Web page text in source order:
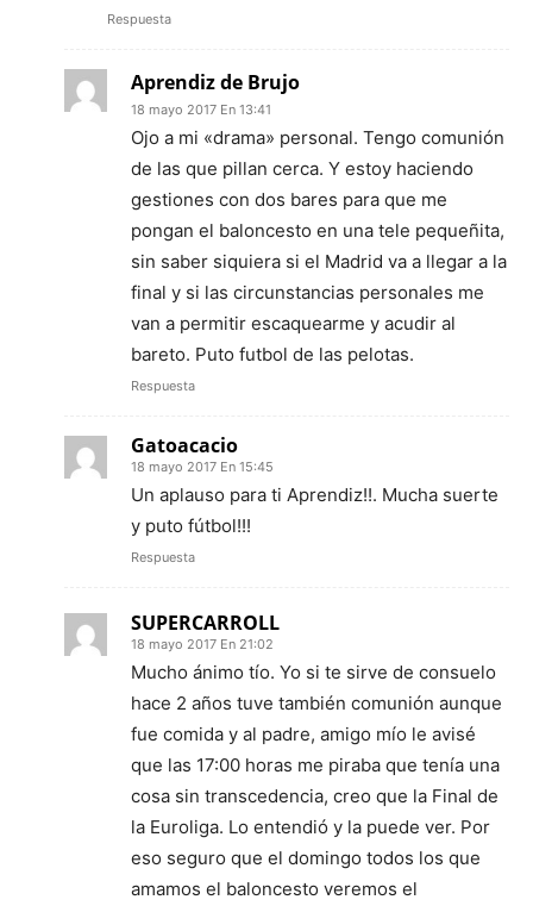
Respuesta
Aprendiz de Brujo
18 mayo 2017 En 13:41
Ojo a mi «drama» personal. Tengo comunión
de las que pillan cerca. Y estoy haciendo
gestiones con dos bares para que me
pongan el baloncesto en una tele pequeñita,
sin saber siquiera si el Madrid va a llegar a la
final y si las circunstancias personales me
van a permitir escaquearme y acudir al
bareto. Puto futbol de las pelotas.
Respuesta
Gatoacacio
18 mayo 2017 En 15:45
Un aplauso para ti Aprendiz!!. Mucha suerte
y puto fútbol!!!
Respuesta
SUPERCARROLL
18 mayo 2017 En 21:02
Mucho ánimo tío. Yo si te sirve de consuelo
hace 2 años tuve también comunión aunque
fue comida y al padre, amigo mío le avisé
que las 17:00 horas me piraba que tenía una
cosa sin transcedencia, creo que la Final de
la Euroliga. Lo entendió y la puede ver. Por
eso seguro que el domingo todos los que
amamos el baloncesto veremos el